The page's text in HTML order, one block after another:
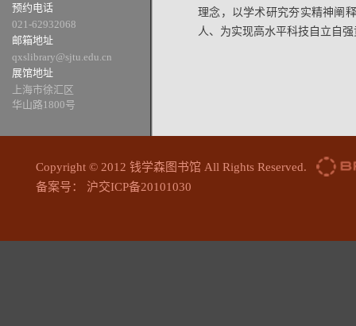
预约电话
021-62932068
邮箱地址
qxslibrary@sjtu.edu.cn
展馆地址
上海市徐汇区
华山路1800号
理念，以学术研究夯实精神阐
人、为实现高水平科技自立自
Copyright © 2012 钱学森图书馆 All Rights Reserved.
备案号： 沪交ICP备20101030